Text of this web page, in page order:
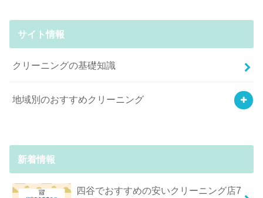
サイト情報
クリーニングの基礎知識
地域別のおすすめクリーニング
新着情報
四谷でおすすめの安いクリーニング店7